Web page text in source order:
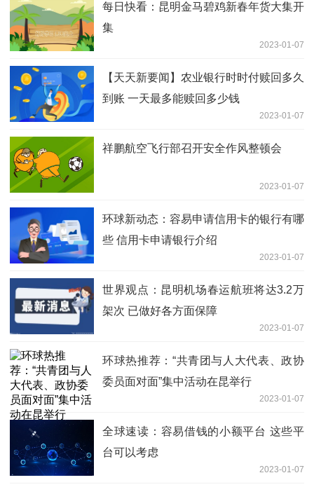
每日快看：昆明金马碧鸡新春年货大集开
集
2023-01-07
【天天新要闻】农业银行时时付赎回多久
到账 一天最多能赎回多少钱
2023-01-07
祥鹏航空飞行部召开安全作风整顿会
2023-01-07
环球新动态：容易申请信用卡的银行有哪
些 信用卡申请银行介绍
2023-01-07
世界观点：昆明机场春运航班将达3.2万
架次 已做好各方面保障
2023-01-07
环球热推荐：“共青团与人大代表、政协
委员面对面”集中活动在昆举行
2023-01-07
全球速读：容易借钱的小额平台 这些平
台可以考虑
2023-01-07